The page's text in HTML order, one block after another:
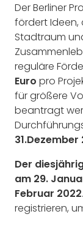
Der Berliner
fördert Ideen,
Stadtraum
reguläre
Euro pro
für größere
beantragt
31.Dezember
Der
am 29.
Februar 2022
registrieren,